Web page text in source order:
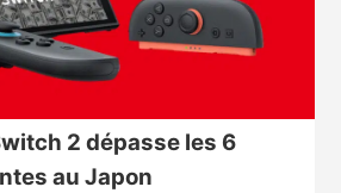
2 dépasse les 6
au Japon